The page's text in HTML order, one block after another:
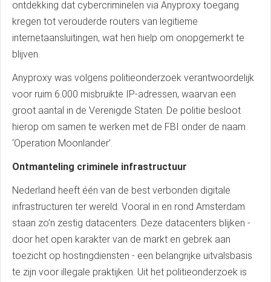
ontdekking dat cybercriminelen via Anyproxy toegang
kregen tot verouderde routers van legitieme
internetaansluitingen, wat hen hielp om onopgemerkt te
blijven.
Anyproxy was volgens politieonderzoek verantwoordelijk
voor ruim 6.000 misbruikte IP-adressen, waarvan een
groot aantal in de Verenigde Staten. De politie besloot
hierop om samen te werken met de FBI onder de naam
‘Operation Moonlander’.
Ontmanteling criminele infrastructuur
Nederland heeft één van de best verbonden digitale
infrastructuren ter wereld. Vooral in en rond Amsterdam
staan zo’n zestig datacenters. Deze datacenters blijken -
door het open karakter van de markt en gebrek aan
toezicht op hostingdiensten - een belangrijke uitvalsbasis
te zijn voor illegale praktijken. Uit het politieonderzoek is